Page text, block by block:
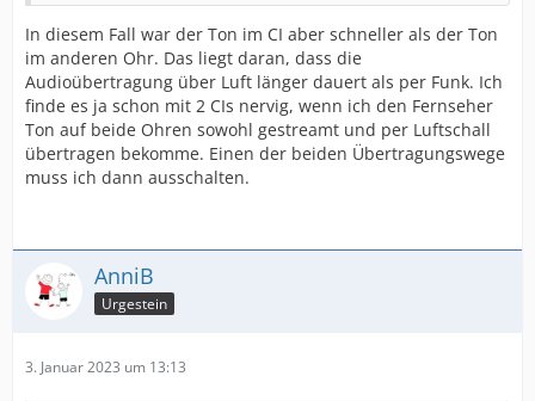
In diesem Fall war der Ton im CI aber schneller als der Ton
im anderen Ohr. Das liegt daran, dass die
Audioübertragung über Luft länger dauert als per Funk. Ich
finde es ja schon mit 2 CIs nervig, wenn ich den Fernseher
Ton auf beide Ohren sowohl gestreamt und per Luftschall
übertragen bekomme. Einen der beiden Übertragungswege
muss ich dann ausschalten.
AnniB
Urgestein
3. Januar 2023 um 13:13